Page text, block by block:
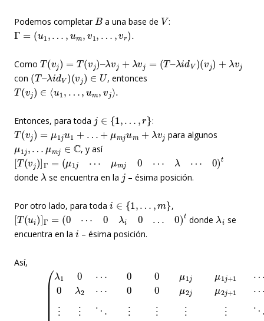
Podemos completar
B
a una base de
V
:
Γ=(u1,… um,v1,… ,vr ).
Como
T(v = vj)– v + T V)( j) + λ j
con
(T– λidV ) vj) ∈U
, entonces
T(v )∈ ⟨u1,…,um vj ⟩.
Entonces, para toda
∈ 1
:
T(vj)=μ1 ju1+ …+μmj um+ λ v j
para algunos
μ 1j,… mj∈C
, y así
[T(vj )]Γ=(μ 1j ⋯μmj0 )t
donde
λ
se encuentra en la
j
– ésima posición.
Por otro lado, para toda
i 1
,
[T(ui)]Γ =(0⋯0λi 0…0) t
donde
λ
se
encuentra en la
i
– ésima posición.
Así,